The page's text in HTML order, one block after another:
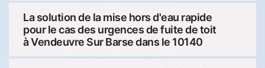
La solution de la mise hors d'eau rapide
pour le cas des urgences de fuite de toit
à Vendeuvre Sur Barse dans le 10140